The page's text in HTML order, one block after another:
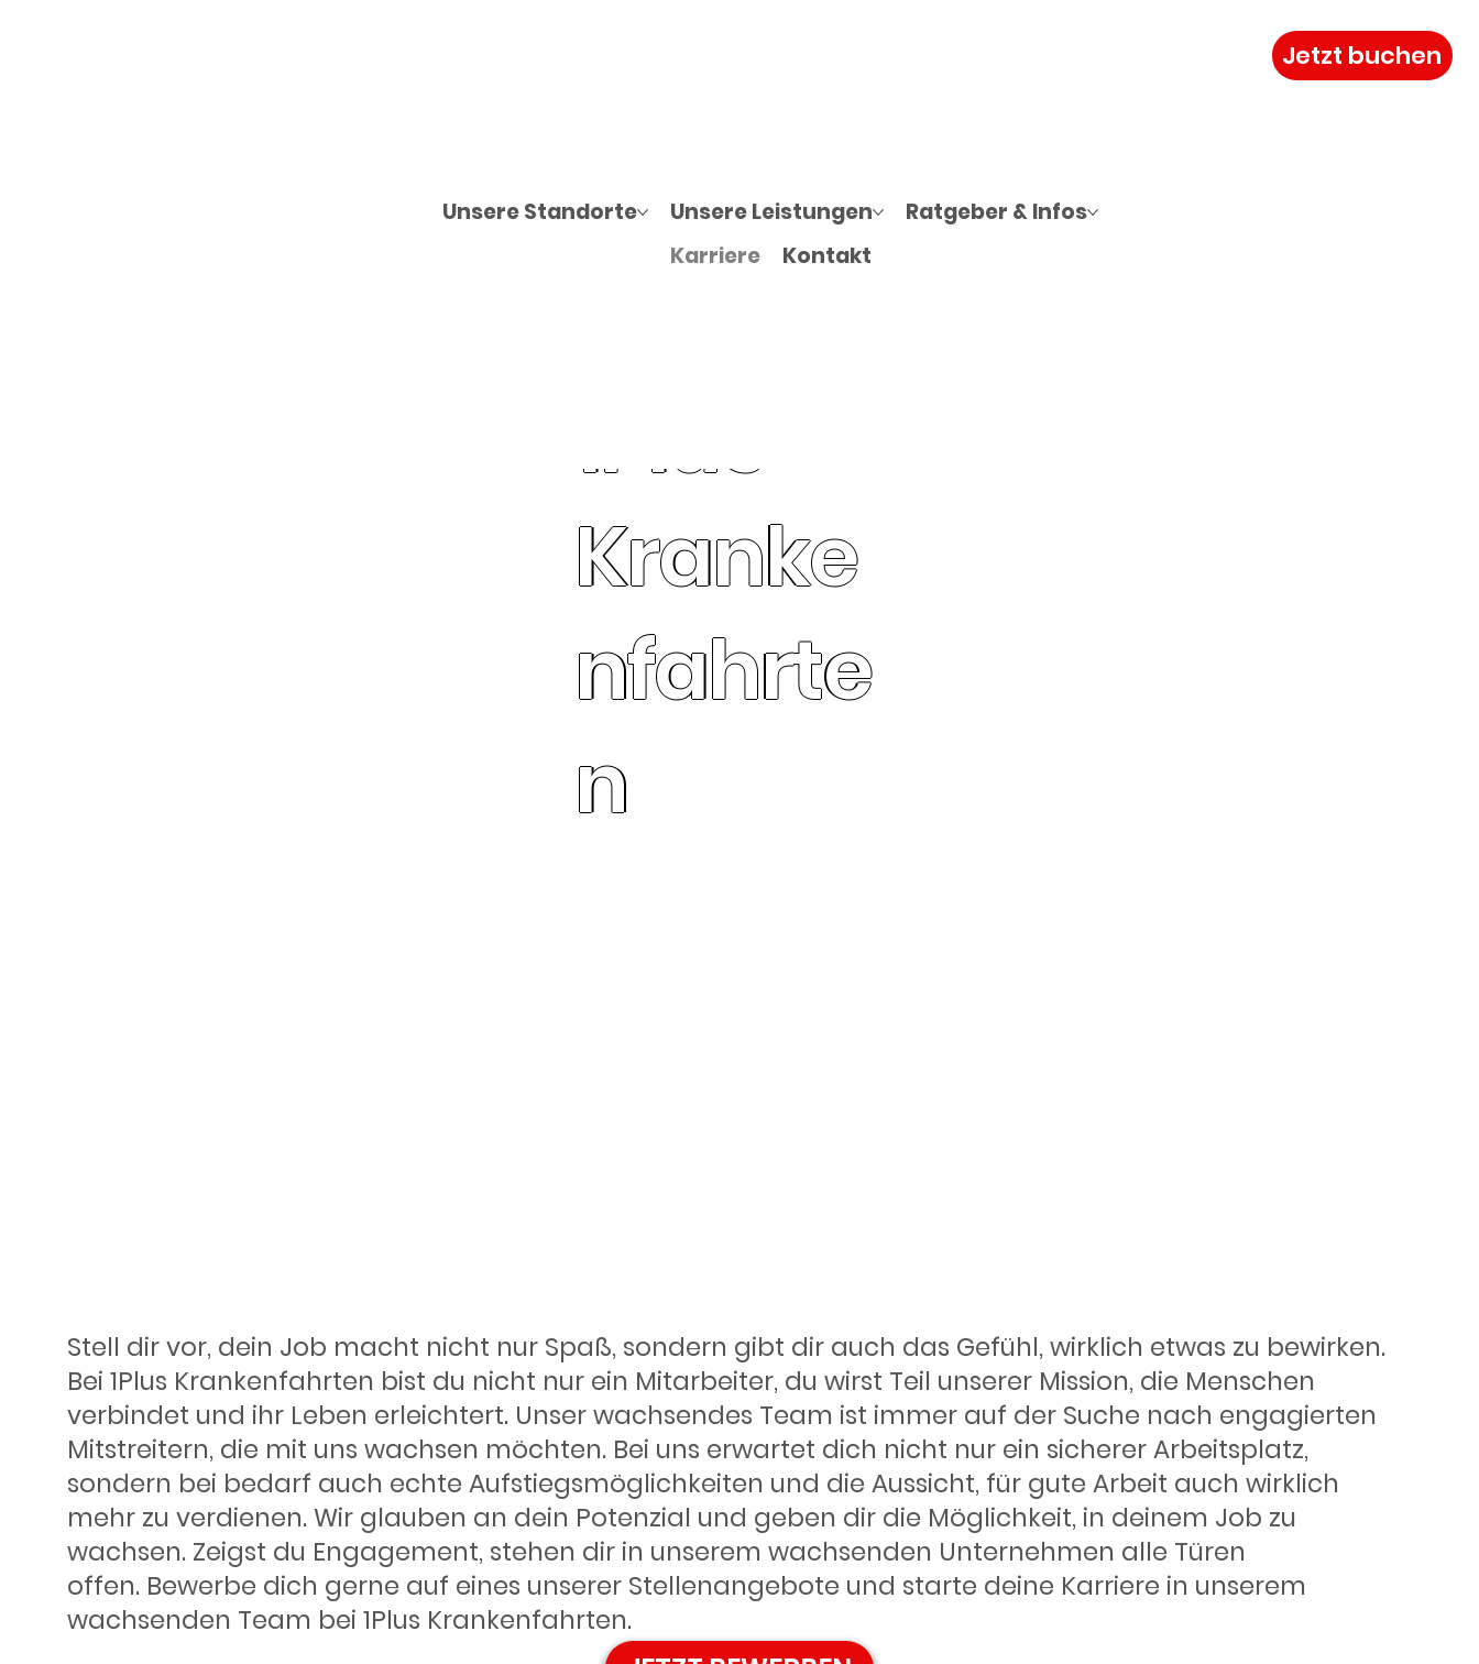
Unsere Standorte Unsere Leistungen
Ratgeber & Infos
Karriere
Kontakt
Jetzt buchen
Werde Teil unseres
1Plus
Kranke
nfahrte
n
Stell dir vor, dein Job macht nicht nur Spaß, sondern gibt dir auch das Gefühl, wirklich etwas zu bewirken.
Bei 1Plus Krankenfahrten bist du nicht nur ein Mitarbeiter, du wirst Teil unserer Mission, die Menschen
verbindet und ihr Leben erleichtert. Unser wachsendes Team ist immer auf der Suche nach engagierten
Mitstreitern, die mit uns wachsen möchten. Bei uns erwartet dich nicht nur ein sicherer Arbeitsplatz,
sondern bei bedarf auch echte Aufstiegsmöglichkeiten und die Aussicht, für gute Arbeit auch wirklich
mehr zu verdienen. Wir glauben an dein Potenzial und geben dir die Möglichkeit, in deinem Job zu
wachsen. Zeigst du Engagement, stehen dir in unserem wachsenden Unternehmen alle Türen
offen. Bewerbe dich gerne auf eines unserer Stellenangebote und starte deine Karriere in unserem
wachsenden Team bei 1Plus Krankenfahrten.